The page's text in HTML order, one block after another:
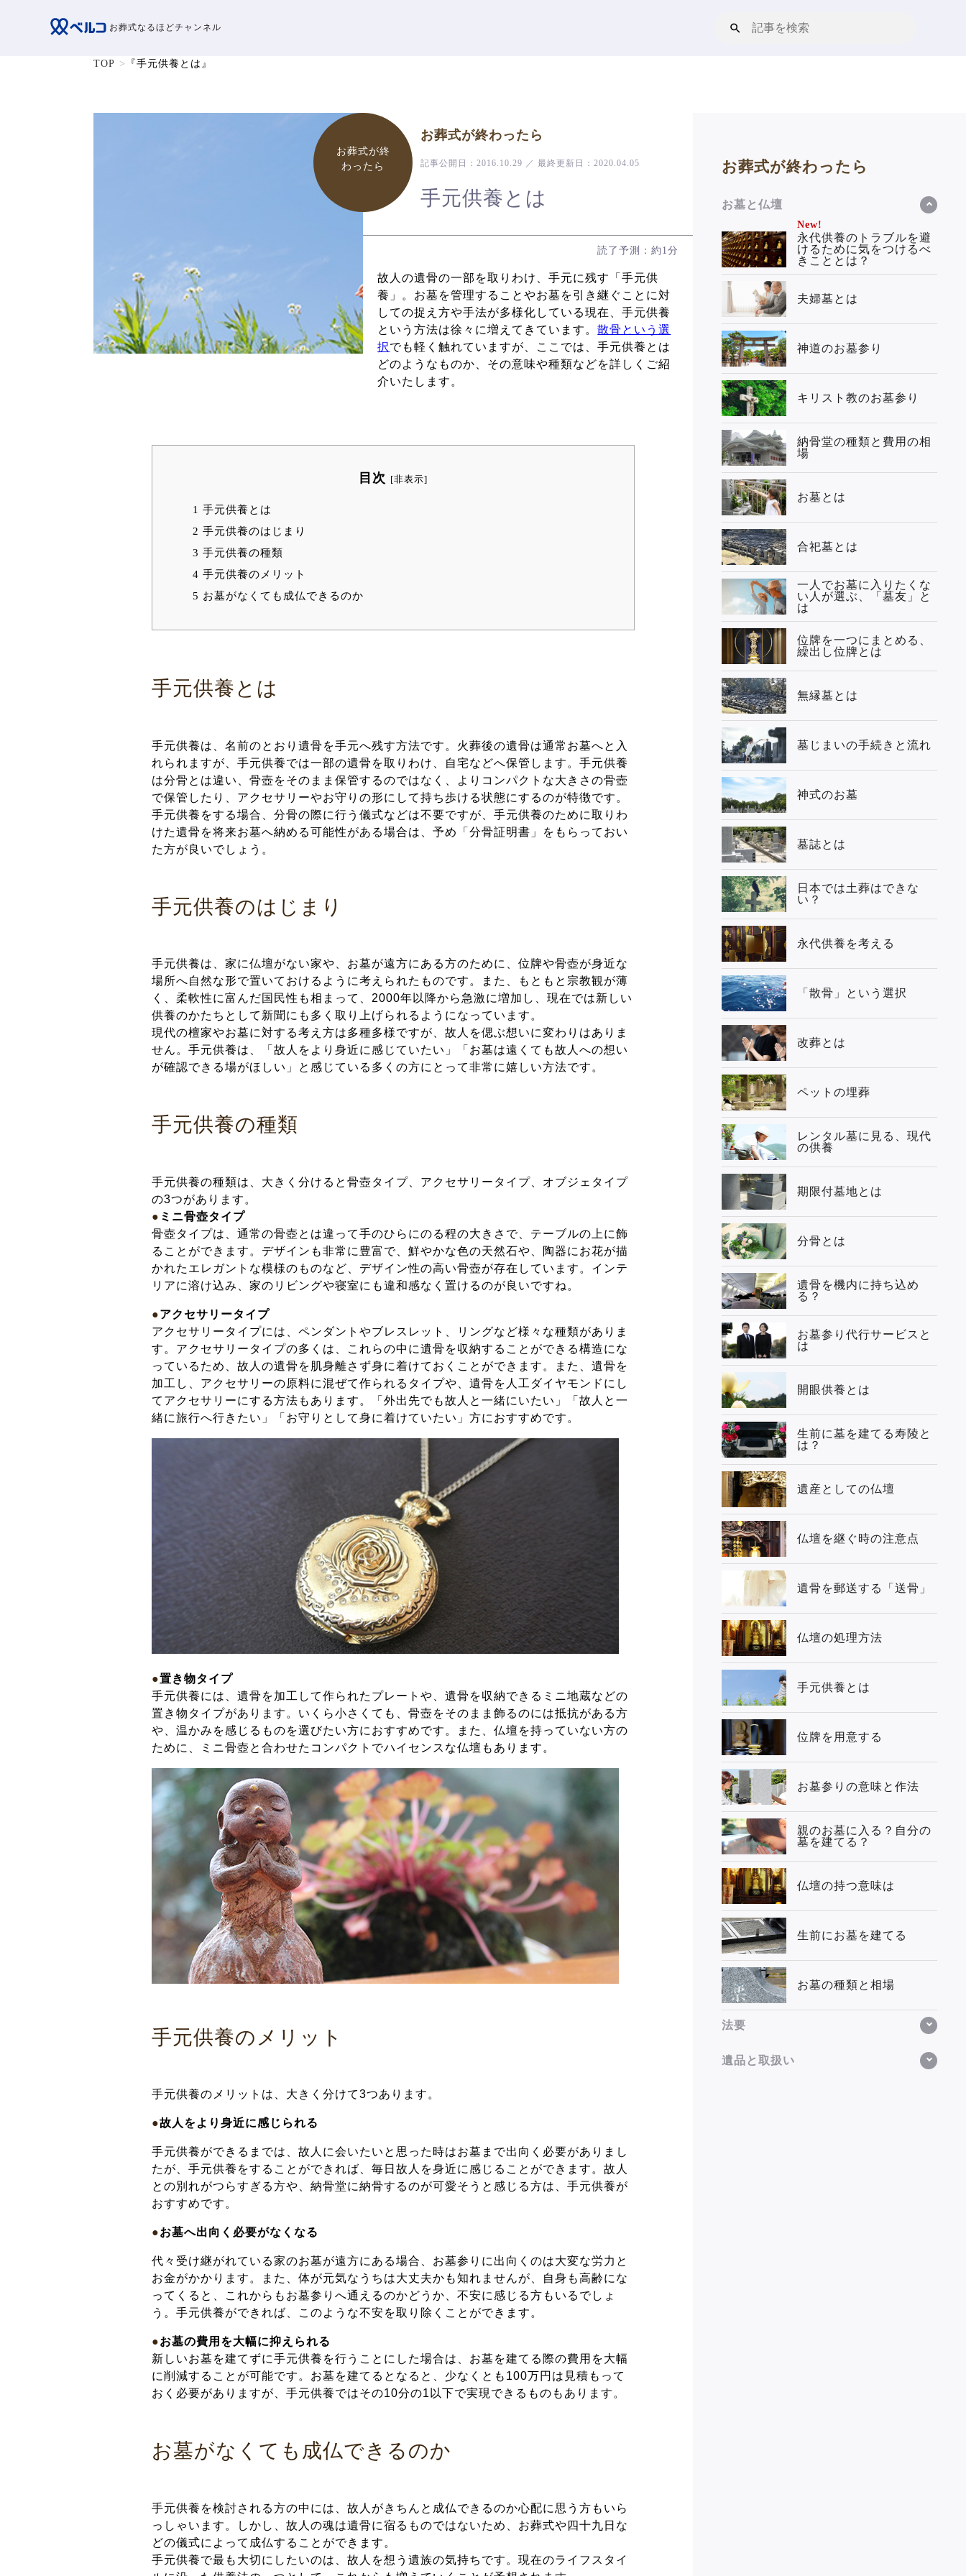
お葬式なるほどチャンネル
TOP 『手元供養とは』
お葬式が終
わったら
お葬式が終わったら
記事公開日：2016.10.29 ／ 最終更新日：2020.04.05
手元供養とは
読了予測：約1分
故人の遺骨の一部を取りわけ、手元に残す「手元供
養」。お墓を管理することやお墓を引き継ぐことに対
しての捉え方や手法が多様化している現在、手元供養
という方法は徐々に増えてきています。散骨という選
択でも軽く触れていますが、ここでは、手元供養とは
どのようなものか、その意味や種類などを詳しくご紹
介いたします。
目次 [非表示]
1 手元供養とは
2 手元供養のはじまり
3 手元供養の種類
4 手元供養のメリット
5 お墓がなくても成仏できるのか
手元供養とは
手元供養は、名前のとおり遺骨を手元へ残す方法です。火葬後の遺骨は通常お墓へと入
れられますが、手元供養では一部の遺骨を取りわけ、自宅などへ保管します。手元供養
は分骨とは違い、骨壺をそのまま保管するのではなく、よりコンパクトな大きさの骨壺
で保管したり、アクセサリーやお守りの形にして持ち歩ける状態にするのが特徴です。
手元供養をする場合、分骨の際に行う儀式などは不要ですが、手元供養のために取りわ
けた遺骨を将来お墓へ納める可能性がある場合は、予め「分骨証明書」をもらっておい
た方が良いでしょう。
手元供養のはじまり
手元供養は、家に仏壇がない家や、お墓が遠方にある方のために、位牌や骨壺が身近な
場所へ自然な形で置いておけるように考えられたものです。また、もともと宗教観が薄
く、柔軟性に富んだ国民性も相まって、2000年以降から急激に増加し、現在では新しい
供養のかたちとして新聞にも多く取り上げられるようになっています。
現代の檀家やお墓に対する考え方は多種多様ですが、故人を偲ぶ想いに変わりはありま
せん。手元供養は、「故人をより身近に感じていたい」「お墓は遠くても故人への想い
が確認できる場がほしい」と感じている多くの方にとって非常に嬉しい方法です。
手元供養の種類
手元供養の種類は、大きく分けると骨壺タイプ、アクセサリータイプ、オブジェタイプ
の3つがあります。
● ミニ骨壺タイプ
骨壺タイプは、通常の骨壺とは違って手のひらにのる程の大きさで、テーブルの上に飾
ることができます。デザインも非常に豊富で、鮮やかな色の天然石や、陶器にお花が描
かれたエレガントな模様のものなど、デザイン性の高い骨壺が存在しています。インテ
リアに溶け込み、家のリビングや寝室にも違和感なく置けるのが良いですね。
●アクセサリータイプ
アクセサリータイプには、ペンダントやブレスレット、リングなど様々な種類がありま
す。アクセサリータイプの多くは、これらの中に遺骨を収納することができる構造にな
っているため、故人の遺骨を肌身離さず身に着けておくことができます。また、遺骨を
加工し、アクセサリーの原料に混ぜて作られるタイプや、遺骨を人工ダイヤモンドにし
てアクセサリーにする方法もあります。「外出先でも故人と一緒にいたい」「故人と一
緒に旅行へ行きたい」「お守りとして身に着けていたい」方におすすめです。
●置き物タイプ
手元供養には、遺骨を加工して作られたプレートや、遺骨を収納できるミニ地蔵などの
置き物タイプがあります。いくら小さくても、骨壺をそのまま飾るのには抵抗がある方
や、温かみを感じるものを選びたい方におすすめです。また、仏壇を持っていない方の
ために、ミニ骨壺と合わせたコンパクトでハイセンスな仏壇もあります。
手元供養のメリット
手元供養のメリットは、大きく分けて3つあります。
●故人をより身近に感じられる
手元供養ができるまでは、故人に会いたいと思った時はお墓まで出向く必要がありまし
たが、手元供養をすることができれば、毎日故人を身近に感じることができます。故人
との別れがつらすぎる方や、納骨堂に納骨するのが可愛そうと感じる方は、手元供養が
おすすめです。
●お墓へ出向く必要がなくなる
代々受け継がれている家のお墓が遠方にある場合、お墓参りに出向くのは大変な労力と
お金がかかります。また、体が元気なうちは大丈夫かも知れませんが、自身も高齢にな
ってくると、これからもお墓参りへ通えるのかどうか、不安に感じる方もいるでしょ
う。手元供養ができれば、このような不安を取り除くことができます。
●お墓の費用を大幅に抑えられる
新しいお墓を建てずに手元供養を行うことにした場合は、お墓を建てる際の費用を大幅
に削減することが可能です。お墓を建てるとなると、少なくとも100万円は見積もって
おく必要がありますが、手元供養ではその10分の1以下で実現できるものもあります。
お墓がなくても成仏できるのか
手元供養を検討される方の中には、故人がきちんと成仏できるのか心配に思う方もいら
っしゃいます。しかし、故人の魂は遺骨に宿るものではないため、お葬式や四十九日な
どの儀式によって成仏することができます。
手元供養で最も大切にしたいのは、故人を想う遺族の気持ちです。現在のライフスタイ
お葬式が終わったら
お墓と仏壇
New!
永代供養のトラブルを避
けるために気をつけるべ
きこととは？
夫婦墓とは
神道のお墓参り
キリスト教のお墓参り
納骨堂の種類と費用の相
場
お墓とは
合祀墓とは
一人でお墓に入りたくな
い人が選ぶ、「墓友」と
は
位牌を一つにまとめる、
繰出し位牌とは
無縁墓とは
墓じまいの手続きと流れ
神式のお墓
墓誌とは
日本では土葬はできな
い？
永代供養を考える
「散骨」という選択
改葬とは
ペットの埋葬
レンタル墓に見る、現代
の供養
期限付墓地とは
分骨とは
遺骨を機内に持ち込め
る？
お墓参り代行サービスと
は
開眼供養とは
生前に墓を建てる寿陵と
は？
遺産としての仏壇
仏壇を継ぐ時の注意点
遺骨を郵送する「送骨」
仏壇の処理方法
手元供養とは
位牌を用意する
お墓参りの意味と作法
親のお墓に入る？自分の
墓を建てる？
仏壇の持つ意味は
生前にお墓を建てる
お墓の種類と相場
法要
遺品と取扱い